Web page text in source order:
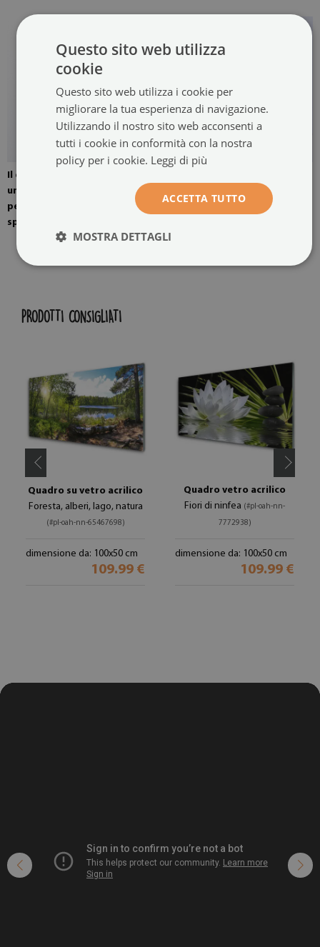
Il quadro è montato con
un'opzione di quattro
pendenti. Appendini per
specchi montati a parete.
PRODOTTI CONSIGLIATI
Quadro su vetro acrilico
Foresta, alberi, lago, natura
(#pl-oah-nn-65467698)
dimensione da: 100x50 cm
109.99 €
Quadro vetro acrilico
Fiori di ninfea (#pl-oah-nn-
7772938)
dimensione da: 100x50 cm
109.99 €
Questo sito web utilizza
cookie
Questo sito web utilizza i cookie per
migliorare la tua esperienza di navigazione.
Utilizzando il nostro sito web acconsenti a
tutti i cookie in conformità con la nostra
policy per i cookie. Leggi di più
ACCETTA TUTTO
MOSTRA DETTAGLI